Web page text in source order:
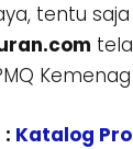
tentu saja
Kemenag
Katalog